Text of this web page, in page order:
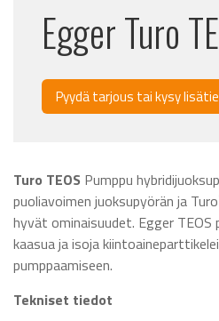
Egger Turo
Pyydä tarjous tai kysy
Turo TEOS Pumppu
puoliavoimen juoksupyörän ja Turo
hyvät ominaisuudet. Egger TEOS
kaasua ja isoja
pumppaamiseen.
Tekniset tiedot